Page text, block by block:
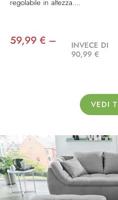
regolabile in altezza....
59,99 € –
INVECE DI
90,99 €
VEDI